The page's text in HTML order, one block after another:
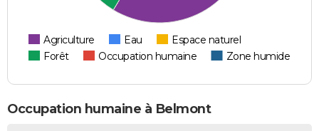
Agriculture Eau
Espace naturel
Forêt
Occupation humaine Zone humide
Occupation humaine à Belmont